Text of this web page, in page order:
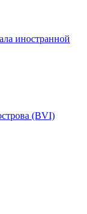
иностранной
(BVI)